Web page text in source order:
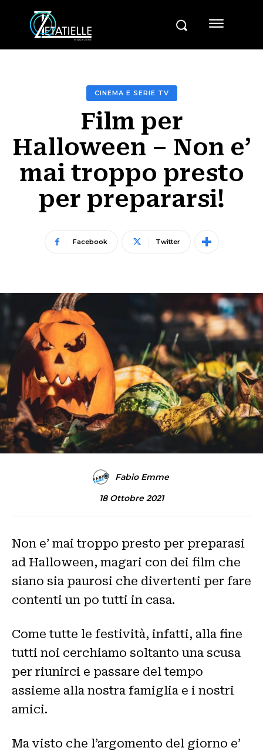
CINEMA E SERIE TV
Film per
Halloween – Non e’
mai troppo presto
per prepararsi!
Facebook Twitter
Fabio Emme
18 Ottobre 2021
Non e’ mai troppo presto per preparasi
ad Halloween, magari con dei film che
siano sia paurosi che divertenti per fare
contenti un po tutti in casa.
Come tutte le festività, infatti, alla fine
tutti noi cerchiamo soltanto una scusa
per riunirci e passare del tempo
assieme alla nostra famiglia e i nostri
amici.
Ma visto che l’argomento del giorno e’